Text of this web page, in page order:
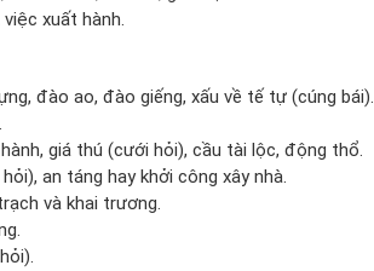
xuất hành.
đào ao, đào giếng, xấu về tế tự (cúng bái).
giá thú (cưới hỏi), cầu tài lộc, động thổ.
an táng hay khởi công xây nhà.
và khai trương.